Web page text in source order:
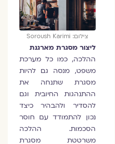
צילום: Soroush Karimi
ליצור מסגרת מארגנת
ההלכה, כמו כל מערכת
משפט, מנסה גם להיות
מסגרת שתנחה את
ההתנהגות החיובית וגם
להסדיר ולהבהיר כיצד
נכון להתמודד עם חוסר
הסכמות. ההלכה
משרטטת מסגרת